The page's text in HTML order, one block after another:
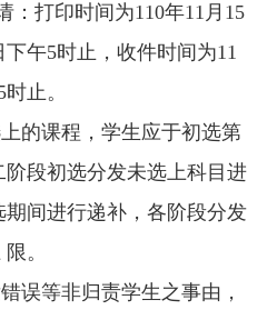
：打印时间为110年11月15
下午5时止，收件时间为11
止。
的课程，学生应于初选第
段初选分发未选上科目进
间进行递补，各阶段分发
。
误等非归责学生之事由，